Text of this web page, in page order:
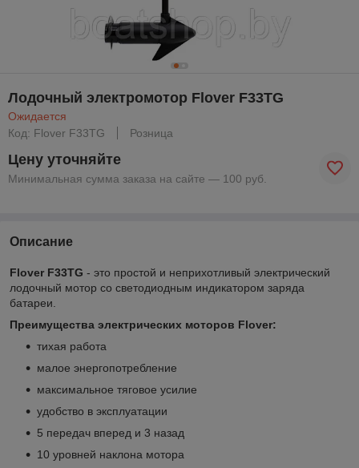
Лодочный электромотор Flover F33TG
Ожидается
Код: Flover F33TG
Розница
Цену уточняйте
Минимальная сумма заказа на сайте — 100 руб.
Описание
Flover F33TG - это простой и неприхотливый электрический
лодочный мотор со светодиодным индикатором заряда
батареи.
Преимущества электрических моторов Flover:
тихая работа
малое энергопотребление
максимальное тяговое усилие
удобство в эксплуатации
5 передач вперед и 3 назад
10 уровней наклона мотора